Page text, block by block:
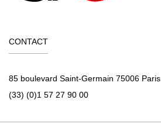
CONTACT
85 boulevard Saint-Germain 75006 Paris
(33) (0)1 57 27 90 00